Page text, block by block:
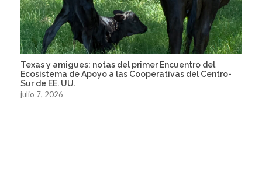
Texas y amigues: notas del primer Encuentro del
Ecosistema de Apoyo a las Cooperativas del Centro-
Sur de EE. UU.
julio 7, 2026